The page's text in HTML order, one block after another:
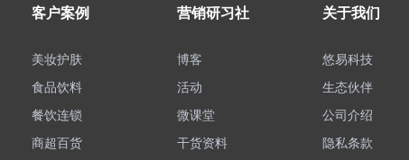
客户案例
美妆护肤
食品饮料
餐饮连锁
商超百货
营销研习社
博客
活动
微课堂
干货资料
关于我们
悠易科技
生态伙伴
公司介绍
隐私条款